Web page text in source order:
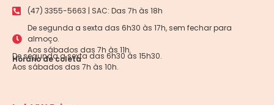
(47) 3355-5663 | SAC: Das 7h às 18h
De segunda a sexta das 6h30 às 17h, sem fechar para
almoço.
Aos sábados das 7h às 11h.
Horário de coleta
De segunda a sexta das 6h30 às 15h30.
Aos sábados das 7h às 10h.